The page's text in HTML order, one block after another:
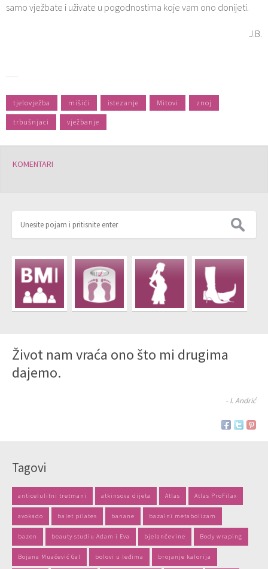
samo vježbate i uživate u pogodnostima koje vam ono donijeti.
J.B.
tjelovježba mišići istezanje Mitovi znoj
trbušnjaci vježbanje
KOMENTARI
Život nam vraća ono što mi drugima
dajemo.
- I. Andrić
Tagovi
anticelulitni tretmani atkinsova dijeta Atlas Atlas ProFilax
avokado balet pilates banane bazalni metabolizam
bazen beauty studiu Adam i Eva bjelančevine Body wraping
Bojana Muačević Gal bolovi u leđima brojanje kalorija